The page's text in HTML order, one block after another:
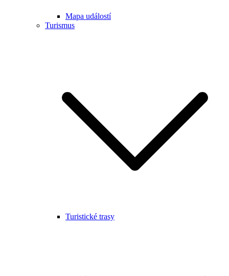
Mapa událostí
Turismus
Turistické trasy